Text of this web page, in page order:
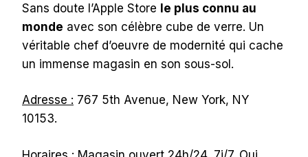
Sans doute l’Apple Store le plus connu au
monde avec son célèbre cube de verre. Un
véritable chef d’oeuvre de modernité qui cache
un immense magasin en son sous-sol.
Adresse : 767 5th Avenue, New York, NY
10153.